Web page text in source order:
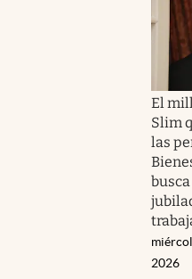
El
Slim
las
2026